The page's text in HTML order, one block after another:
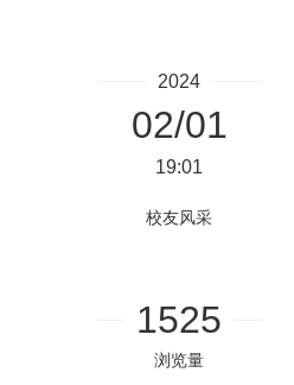
2024
02/01
19:01
校友风采
1525
浏览量